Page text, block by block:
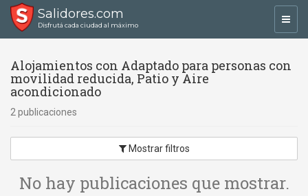
Salidores.com
Disfrutá cada ciudad al máximo
Alojamientos con Adaptado para personas con
movilidad reducida, Patio y Aire
acondicionado
2 publicaciones
Mostrar filtros
No hay publicaciones que mostrar.